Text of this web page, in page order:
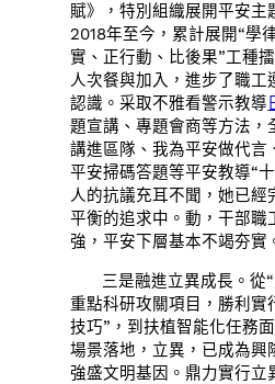
賦》，特別組織展開平安主
2018年至今，累計展開“學
實、正行動、比後果”工種
人次餐與加入，進步了職工
認識。采取不雅看警示教導
題宣講、專題會商等方法，
講進區隊、我為平安做代言
平安掃碼答題等平安教導“
人的抗議充耳不聞，她已經
平衡的追求中。動，干部職
強，平安下層基本不竭夯實
三是融進立異成長。從
重點科研攻關項目，勝利實
技巧”，到扶植智能化任務
場景落地，立異，已成為興
強盛文明基因。鼎力實行立